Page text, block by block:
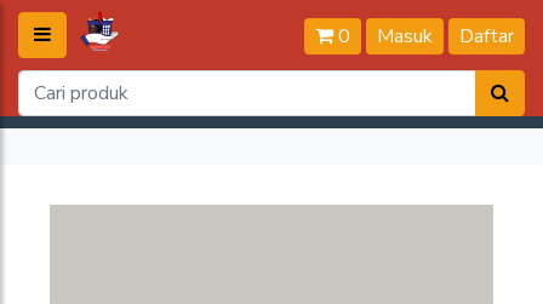
0 Masuk Daftar